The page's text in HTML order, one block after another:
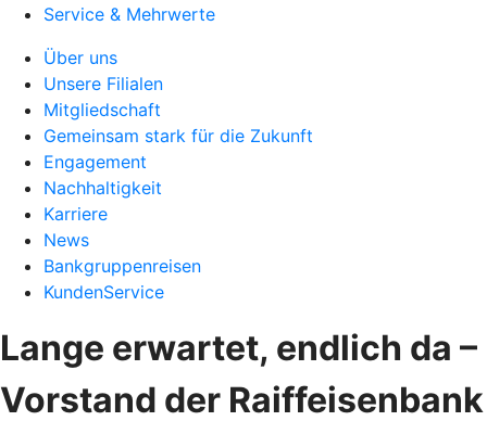
Service & Mehrwerte
Über uns
Unsere Filialen
Mitgliedschaft
Gemeinsam stark für die Zukunft
Engagement
Nachhaltigkeit
Karriere
News
Bankgruppenreisen
KundenService
Lange erwartet, endlich da –
Vorstand der Raiffeisenbank